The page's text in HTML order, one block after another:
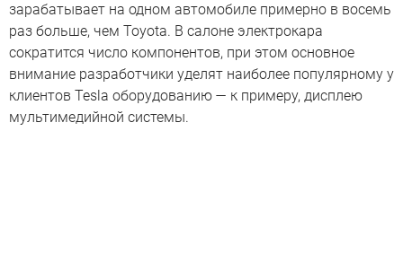
зарабатывает на одном автомобиле примерно в восемь
раз больше, чем Toyota. В салоне электрокара
сократится число компонентов, при этом основное
внимание разработчики уделят наиболее популярному у
клиентов Tesla оборудованию — к примеру, дисплею
мультимедийной системы.